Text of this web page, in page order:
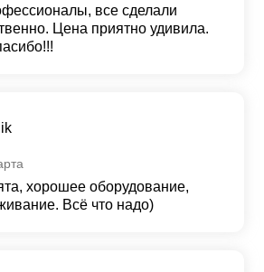
все сделали
Цена приятно удивила.
5
хорошее оборудование,
Всё что надо)